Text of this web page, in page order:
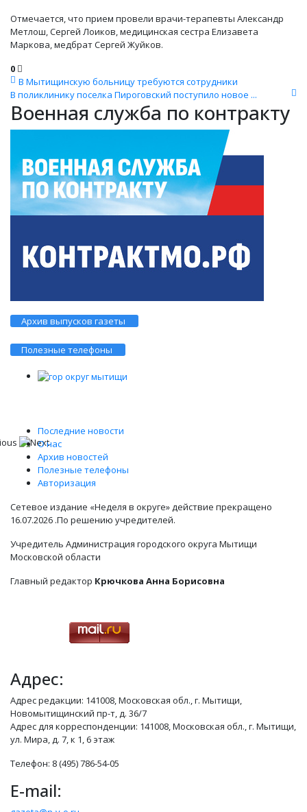
Отмечается, что прием провели врачи-терапевты Александр
Метлош, Сергей Лоиков, медицинская сестра Елизавета
Маркова, медбрат Сергей Жуйков.
0
В Мытищинскую больницу требуются сотрудники
В поликлинику поселка Пироговский поступило новое ...
Военная служба по контракту
Архив выпусков газеты
Полезные телефоны
Последние новости
О нас
Архив новостей
Полезные телефоны
Авторизация
Сетевое издание «Неделя в округе» действие прекращено
16.07.2026 .По решению учредителей.
Учредитель Администрация городского округа Мытищи
Московской области
Главный редактор Крючкова Анна Борисовна
Адрес:
Адрес редакции: 141008, Московская обл., г. Мытищи,
Новомытищинский пр-т, д. 36/7
Адрес для корреспонденции: 141008, Московская обл., г. Мытищи,
ул. Мира, д. 7, к 1, 6 этаж
Телефон: 8 (495) 786-54-05
E-mail: